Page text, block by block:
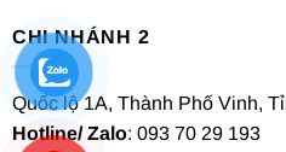
CHI NHÁNH 2
Quốc lộ 1A, Thành Phố Vinh,
Hotline/ Zalo: 093 70 29 193